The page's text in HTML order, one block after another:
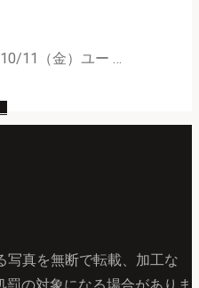
11（金）ユー …
写真を無断で転載、加工な